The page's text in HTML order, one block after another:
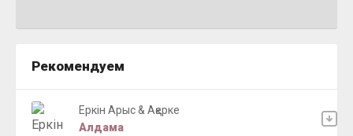
Рекомендуем
Еркiн Арыс & Ақерке
Алдама